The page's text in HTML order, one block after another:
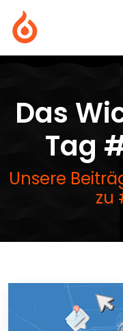
Das
Tag
Unsere
zu